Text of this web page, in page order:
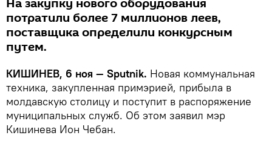
На закупку нового оборудования
потратили более 7 миллионов леев,
поставщика определили конкурсным
путем.
КИШИНЕВ, 6 ноя — Sputnik. Новая коммунальная
техника, закупленная примэрией, прибыла в
молдавскую столицу и поступит в распоряжение
муниципальных служб. Об этом заявил мэр
Кишинева Ион Чебан.